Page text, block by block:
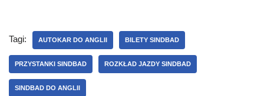
Tagi: AUTOKAR DO ANGLII BILETY SINDBAD
PRZYSTANKI SINDBAD ROZKŁAD JAZDY SINDBAD
SINDBAD DO ANGLII